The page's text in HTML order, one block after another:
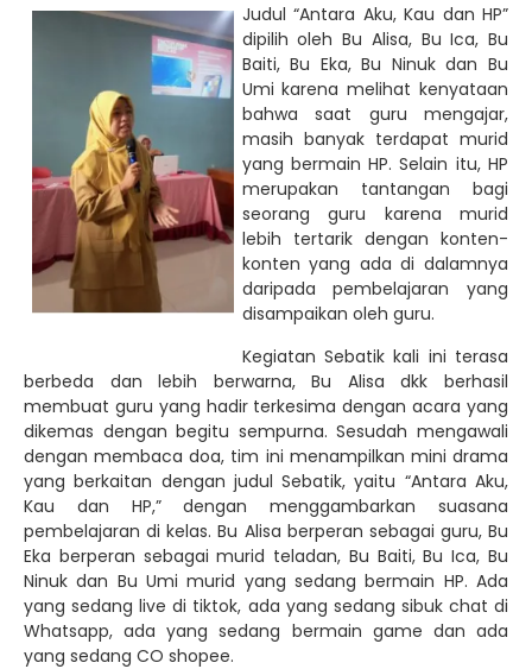
Judul “Antara Aku, Kau dan HP”
dipilih oleh Bu Alisa, Bu Ica, Bu
Baiti, Bu Eka, Bu Ninuk dan Bu
Umi karena melihat kenyataan
bahwa saat guru mengajar,
masih banyak terdapat murid
yang bermain HP. Selain itu, HP
merupakan tantangan bagi
seorang guru karena murid
lebih tertarik dengan konten-
konten yang ada di dalamnya
daripada pembelajaran yang
disampaikan oleh guru.
Kegiatan Sebatik kali ini terasa
berbeda dan lebih berwarna, Bu Alisa dkk berhasil
membuat guru yang hadir terkesima dengan acara yang
dikemas dengan begitu sempurna. Sesudah mengawali
dengan membaca doa, tim ini menampilkan mini drama
yang berkaitan dengan judul Sebatik, yaitu “Antara Aku,
Kau dan HP,” dengan menggambarkan suasana
pembelajaran di kelas. Bu Alisa berperan sebagai guru, Bu
Eka berperan sebagai murid teladan, Bu Baiti, Bu Ica, Bu
Ninuk dan Bu Umi murid yang sedang bermain HP. Ada
yang sedang live di tiktok, ada yang sedang sibuk chat di
Whatsapp, ada yang sedang bermain game dan ada
yang sedang CO shopee.